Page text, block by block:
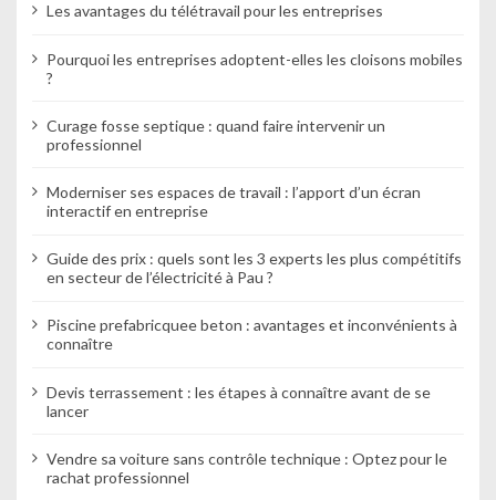
Les avantages du télétravail pour les entreprises
Pourquoi les entreprises adoptent-elles les cloisons mobiles
?
Curage fosse septique : quand faire intervenir un
professionnel
Moderniser ses espaces de travail : l’apport d’un écran
interactif en entreprise
Guide des prix : quels sont les 3 experts les plus compétitifs
en secteur de l’électricité à Pau ?
Piscine prefabricquee beton : avantages et inconvénients à
connaître
Devis terrassement : les étapes à connaître avant de se
lancer
Vendre sa voiture sans contrôle technique : Optez pour le
rachat professionnel